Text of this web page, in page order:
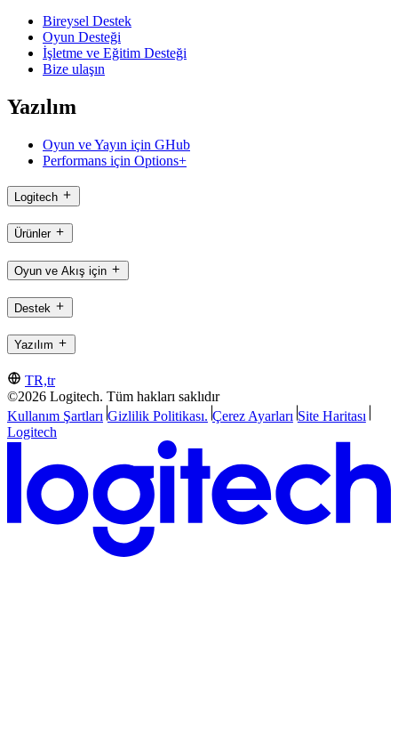
Bireysel Destek
Oyun Desteği
İşletme ve Eğitim Desteği
Bize ulaşın
Yazılım
Oyun ve Yayın için GHub
Performans için Options+
Logitech
Ürünler
Oyun ve Akış için
Destek
Yazılım
TR,tr
©2026 Logitech. Tüm hakları saklıdır
Kullanım Şartları Gizlilik Politikası. Çerez Ayarları Site Haritası
Logitech